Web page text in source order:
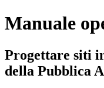
Manuale
Progettare siti
della Pubblica